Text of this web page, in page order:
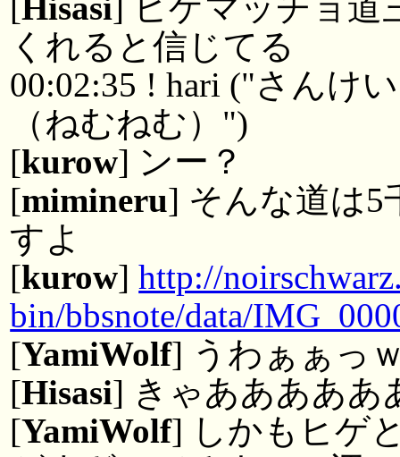
くれると信じてる
00:02:35 ! hari ("さんけ
（ねむねむ）")
[kurow] ンー？
[mimineru] そんな道は5
すよ
[kurow]http://
bin/bbsnote/data/
[YamiWolf] うわぁぁっ
[Hisasi] きゃあああああ
[YamiWolf] しかもヒゲ